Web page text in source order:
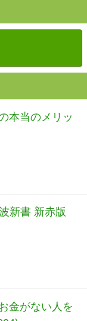
本当のメリッ
新書 新赤版
金がない人を